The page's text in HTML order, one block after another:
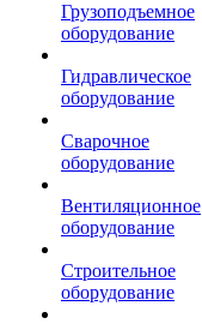
Грузоподъемное
оборудование
Гидравлическое
оборудование
Сварочное
оборудование
Вентиляционное
оборудование
Строительное
оборудование